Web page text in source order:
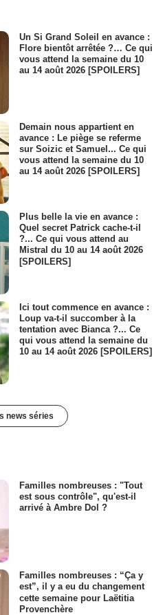
Un Si Grand Soleil en avance :
Flore bientôt arrêtée ?… Ce qui
vous attend la semaine du 10
au 14 août 2026 [SPOILERS]
Demain nous appartient en
avance : Le piège se referme
sur Soizic et Samuel... Ce qui
vous attend la semaine du 10
au 14 août 2026 [SPOILERS]
Plus belle la vie en avance :
Quel secret Patrick cache-t-il
?... Ce qui vous attend au
Mistral du 10 au 14 août 2026
[SPOILERS]
Ici tout commence en avance :
Loup va-t-il succomber à la
tentation avec Bianca ?... Ce
qui vous attend la semaine du
10 au 14 août 2026 [SPOILERS]
news séries
Familles nombreuses : "Tout
est sous contrôle", qu'est-il
arrivé à Ambre Dol ?
Familles nombreuses : “Ça y
est”, il y a eu du changement
cette semaine pour Laëtitia
Provenchère